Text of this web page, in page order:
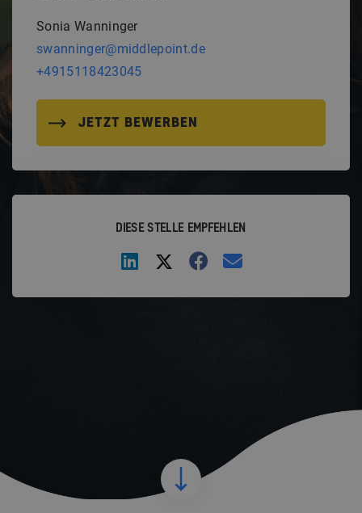
Sonia Wanninger
swanninger@middlepoint.de
+4915118423045
JETZT BEWERBEN
DIESE STELLE EMPFEHLEN